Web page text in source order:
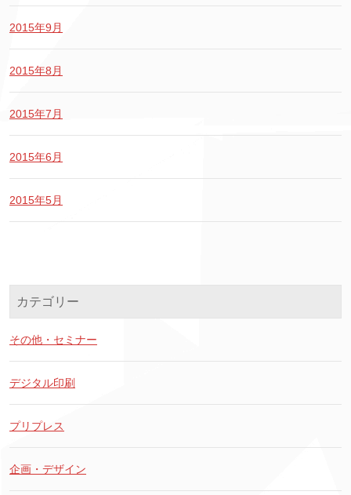
2015年9月
2015年8月
2015年7月
2015年6月
2015年5月
カテゴリー
その他・セミナー
デジタル印刷
プリプレス
企画・デザイン